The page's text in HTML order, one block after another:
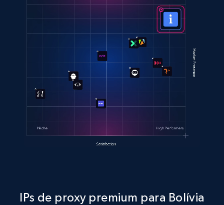
IPs de proxy premium para Bolívia